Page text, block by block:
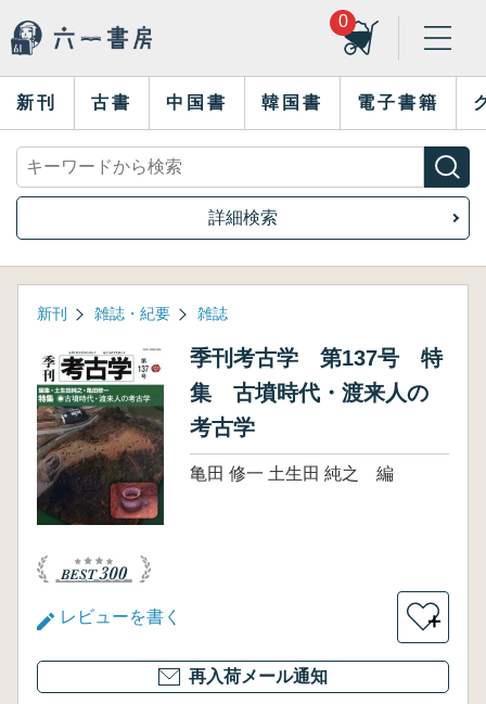
0
新刊 古書 中国書 韓国書 電子書籍
詳細検索
新刊 雑誌・紀要 雑誌
季刊考古学 第137号 特
集 古墳時代・渡来人の
考古学
亀田 修一 土生田 純之 編
レビューを書く ＋
再入荷メール通知